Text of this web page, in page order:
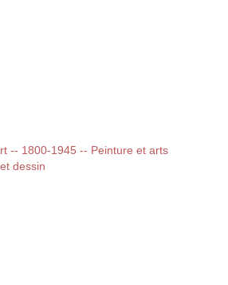
-- 1800-1945 -- Peinture et arts
dessin